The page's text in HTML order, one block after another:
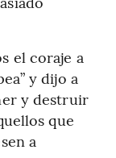
el coraje a
y dijo a
y destruir
que
a